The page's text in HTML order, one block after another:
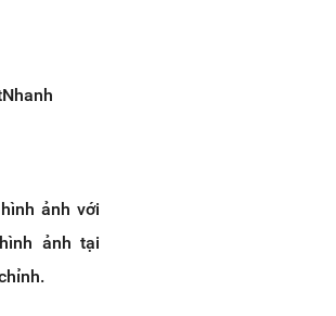
ảnh với
ảnh tại